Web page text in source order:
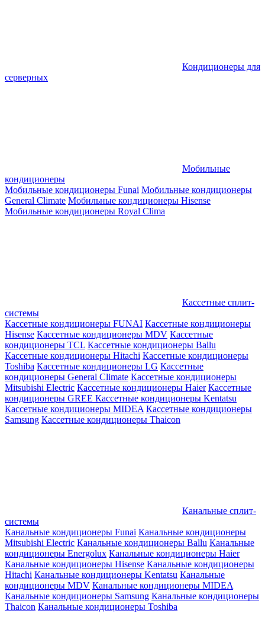
Кондиционеры для
серверных
Мобильные
кондиционеры
Мобильные кондиционеры Funai Мобильные кондиционеры
General Climate Мобильные кондиционеры Hisense
Мобильные кондиционеры Royal Clima
Кассетные сплит-
системы
Кассетные кондиционеры FUNAI Кассетные кондиционеры
Hisense Кассетные кондиционеры MDV Кассетные
кондиционеры TCL Кассетные кондиционеры Ballu
Кассетные кондиционеры Hitachi Кассетные кондиционеры
Toshiba Кассетные кондиционеры LG Кассетные
кондиционеры General Climate Кассетные кондиционеры
Mitsubishi Electric Кассетные кондиционеры Haier Кассетные
кондиционеры GREE Кассетные кондиционеры Kentatsu
Кассетные кондиционеры MIDEA Кассетные кондиционеры
Samsung Кассетные кондиционеры Thaicon
Канальные сплит-
системы
Канальные кондиционеры Funai Канальные кондиционеры
Mitsubishi Electric Канальные кондиционеры Ballu Канальные
кондиционеры Energolux Канальные кондиционеры Haier
Канальные кондиционеры Hisense Канальные кондиционеры
Hitachi Канальные кондиционеры Kentatsu Канальные
кондиционеры MDV Канальные кондиционеры MIDEA
Канальные кондиционеры Samsung Канальные кондиционеры
Thaicon Канальные кондиционеры Toshiba